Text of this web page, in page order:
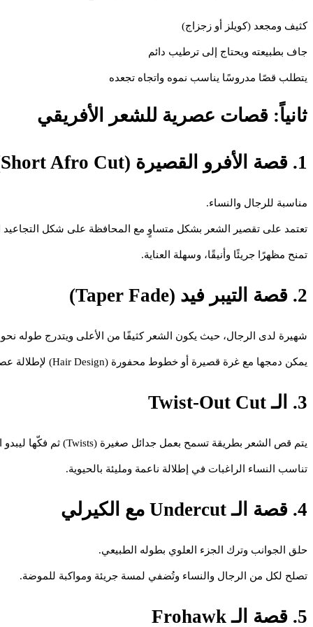
كثيف ومجعد (كويلز أو زجزاج)
جاف بطبيعته ويحتاج إلى ترطيب دائم
يتطلب قصًا مدروسًا يناسب نموه واتجاه تجعده
ثانياً: قصات عصرية للشعر الأفريقي
1. قصة الأفرو القصيرة (Short Afro Cut)
مناسبة للرجال والنساء.
تعتمد على تقصير الشعر بشكل متساوٍ مع المحافظة على شكل التجاعيد
تمنح مظهرًا جريئًا وأنيقًا، وسهلة العناية.
2. قصة التيبر فيد (Taper Fade)
شهيرة لدى الرجال، حيث يكون الشعر كثيفًا من الأعلى ويتدرج طوله
يمكن دمجها مع غرة قصيرة أو خطوط محفورة (Hair Design) لإطلالة عصرية.
3. الـ Twist-Out Cut
يتم قص الشعر بطريقة تسمح بعمل جدائل صغيرة (Twists) ثم فكّها ليبدو الشعر أكثر كثافة وحجمًا.
تناسب النساء الراغبات في إطلالة ناعمة ومليئة بالحيوية.
4. قصة الـ Undercut مع الكيرلي
حلق الجوانب وترك الجزء العلوي بطوله الطبيعي.
تصلح لكل من الرجال والنساء وتُضفي لمسة جريئة ومواكبة للموضة.
5. قصة الـ Frohawk